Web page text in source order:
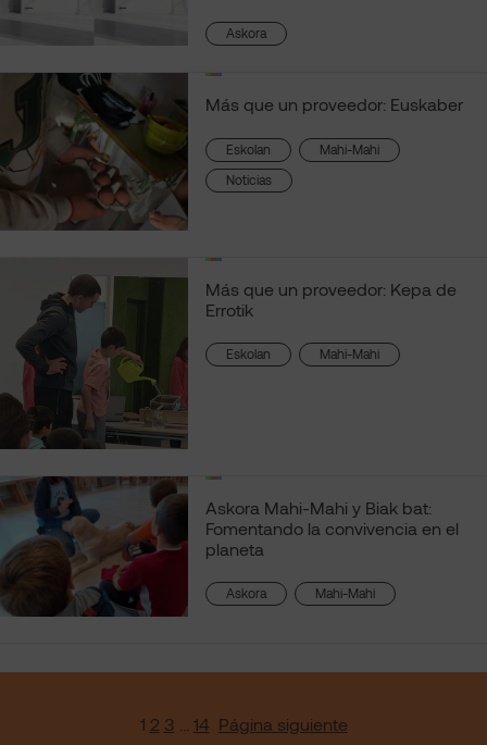
Askora
Más que un proveedor: Euskaber
Eskolan , Mahi-Mahi
Noticias
Más que un proveedor: Kepa de
Errotik
Eskolan , Mahi-Mahi
Askora Mahi-Mahi y Biak bat:
Fomentando la convivencia en el
planeta
Askora , Mahi-Mahi
1 2 3 14 Página siguiente